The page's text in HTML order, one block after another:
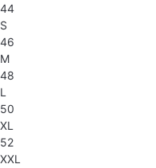
44
S
46
M
48
L
50
XL
52
XXL